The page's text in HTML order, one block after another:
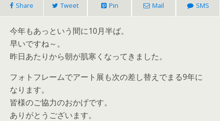
Share Tweet Pin Mail SMS
今年もあっという間に10月半ば。
早いですね～。
昨日あたりから朝が肌寒くなってきました。
フォトフレームでアート展も次の差し替えでまる9年に
なります。
皆様のご協力のおかげです。
ありがとうございます。